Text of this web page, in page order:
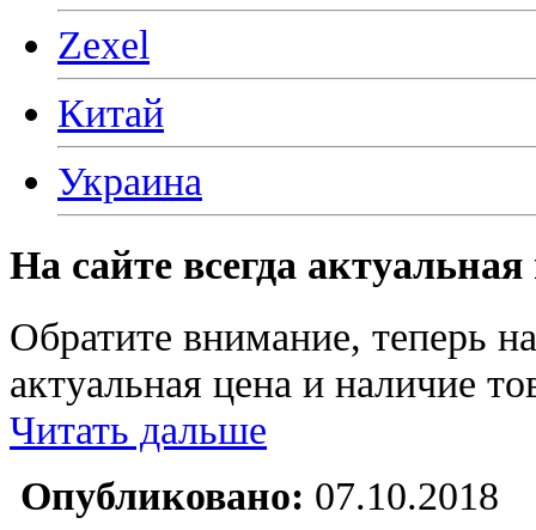
Zexel
Китай
Украина
На сайте всегда
Обратите внимание, теперь
актуальная цена и наличие
Читать дальше
Опубликовано: 07.10.2018